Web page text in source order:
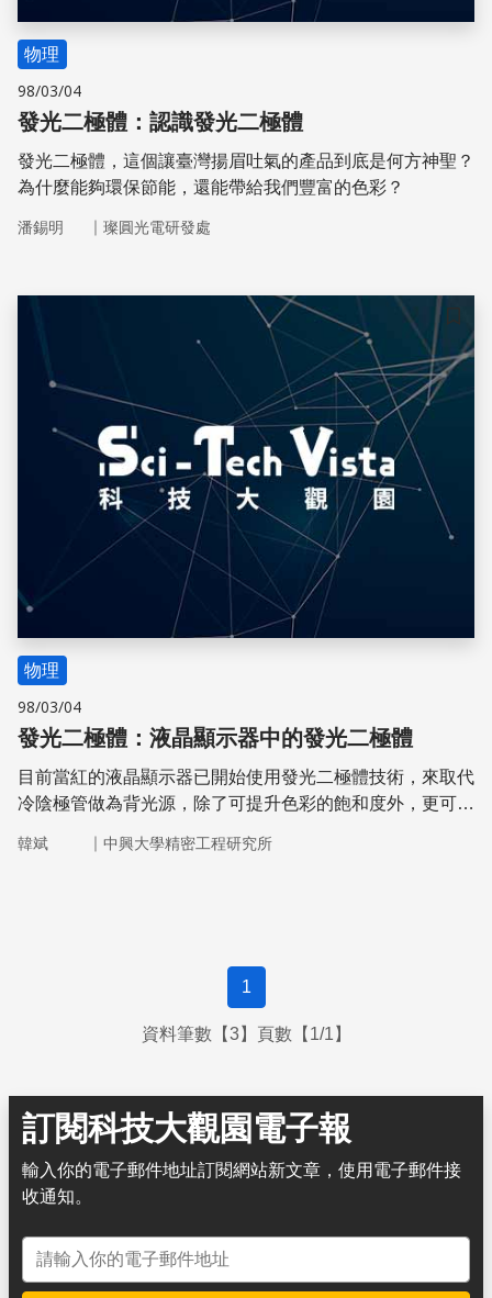
物理
98/03/04
發光二極體：認識發光二極體
發光二極體，這個讓臺灣揚眉吐氣的產品到底是何方神聖？
為什麼能夠環保節能，還能帶給我們豐富的色彩？
潘錫明 ｜ 璨圓光電研發處
儲存
物理
98/03/04
發光二極體：液晶顯示器中的發光二極體
目前當紅的液晶顯示器已開始使用發光二極體技術，來取代
冷陰極管做為背光源，除了可提升色彩的飽和度外，更可以
韓斌 ｜ 中興大學精密工程研究所
1
資料筆數【3】頁數【1/1】
訂閱科技大觀園電子報
輸入你的電子郵件地址訂閱網站新文章，使用電子郵件接
收通知。
電子郵件地址